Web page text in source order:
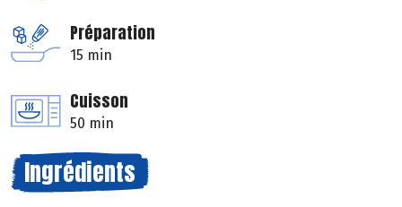
Préparation
15 min
Cuisson
50 min
Ingrédients